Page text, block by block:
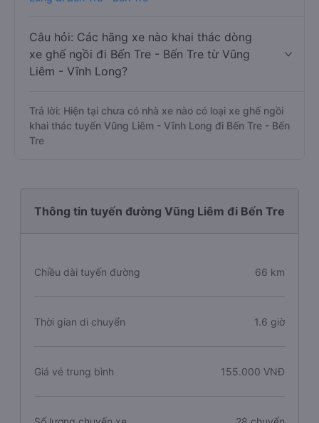
Câu hỏi: Các hãng xe nào khai thác dòng
xe ghế ngồi đi Bến Tre - Bến Tre từ Vũng
Liêm - Vĩnh Long?
Trả lời: Hiện tại chưa có nhà xe nào có loại xe ghế ngồi
khai thác tuyến Vũng Liêm - Vĩnh Long đi Bến Tre - Bến
Tre
Thông tin tuyến đường Vũng Liêm đi Bến Tre
Chiều dài tuyến đường 66 km
Thời gian di chuyển 1.6 giờ
Giá vé trung bình 155.000 VNĐ